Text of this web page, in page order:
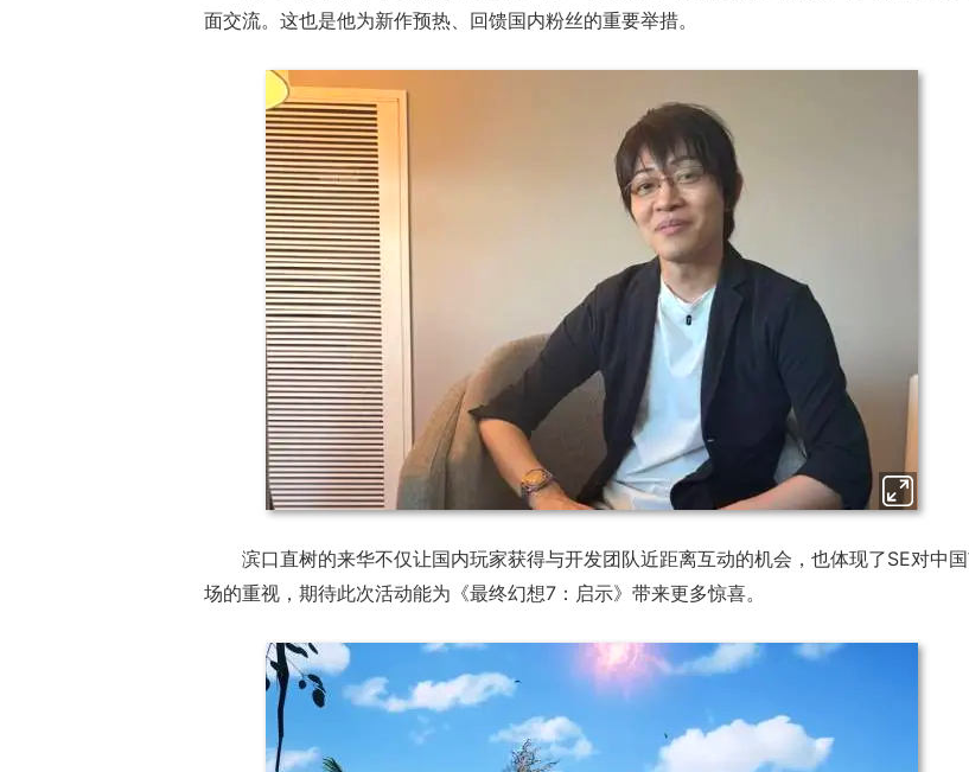
面交流。这也是他为新作预热、回馈国内粉丝的重要举措。
滨口直树的来华不仅让国内玩家获得与开发团队近距离互动的机会，也体现了SE对中
场的重视，期待此次活动能为《最终幻想7：启示》带来更多惊喜。